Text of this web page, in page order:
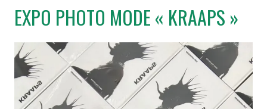
EXPO PHOTO MODE « KRAAPS »